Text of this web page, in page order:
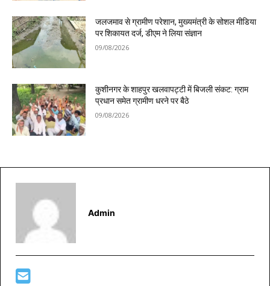
जलजमाव से ग्रामीण परेशान, मुख्यमंत्री के सोशल मीडिया
पर शिकायत दर्ज, डीएम ने लिया संज्ञान
09/08/2026
कुशीनगर के शाहपुर खलवापट्टी में बिजली संकट: ग्राम
प्रधान समेत ग्रामीण धरने पर बैठे
09/08/2026
Admin